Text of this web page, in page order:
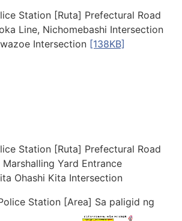
Station [Ruta] Prefectural Road
Line, Nichomebashi Intersection
Intersection [138KB]
Station [Ruta] Prefectural Road
Yard Entrance
Ohashi Kita Intersection
Station [Area] Sa paligid ng